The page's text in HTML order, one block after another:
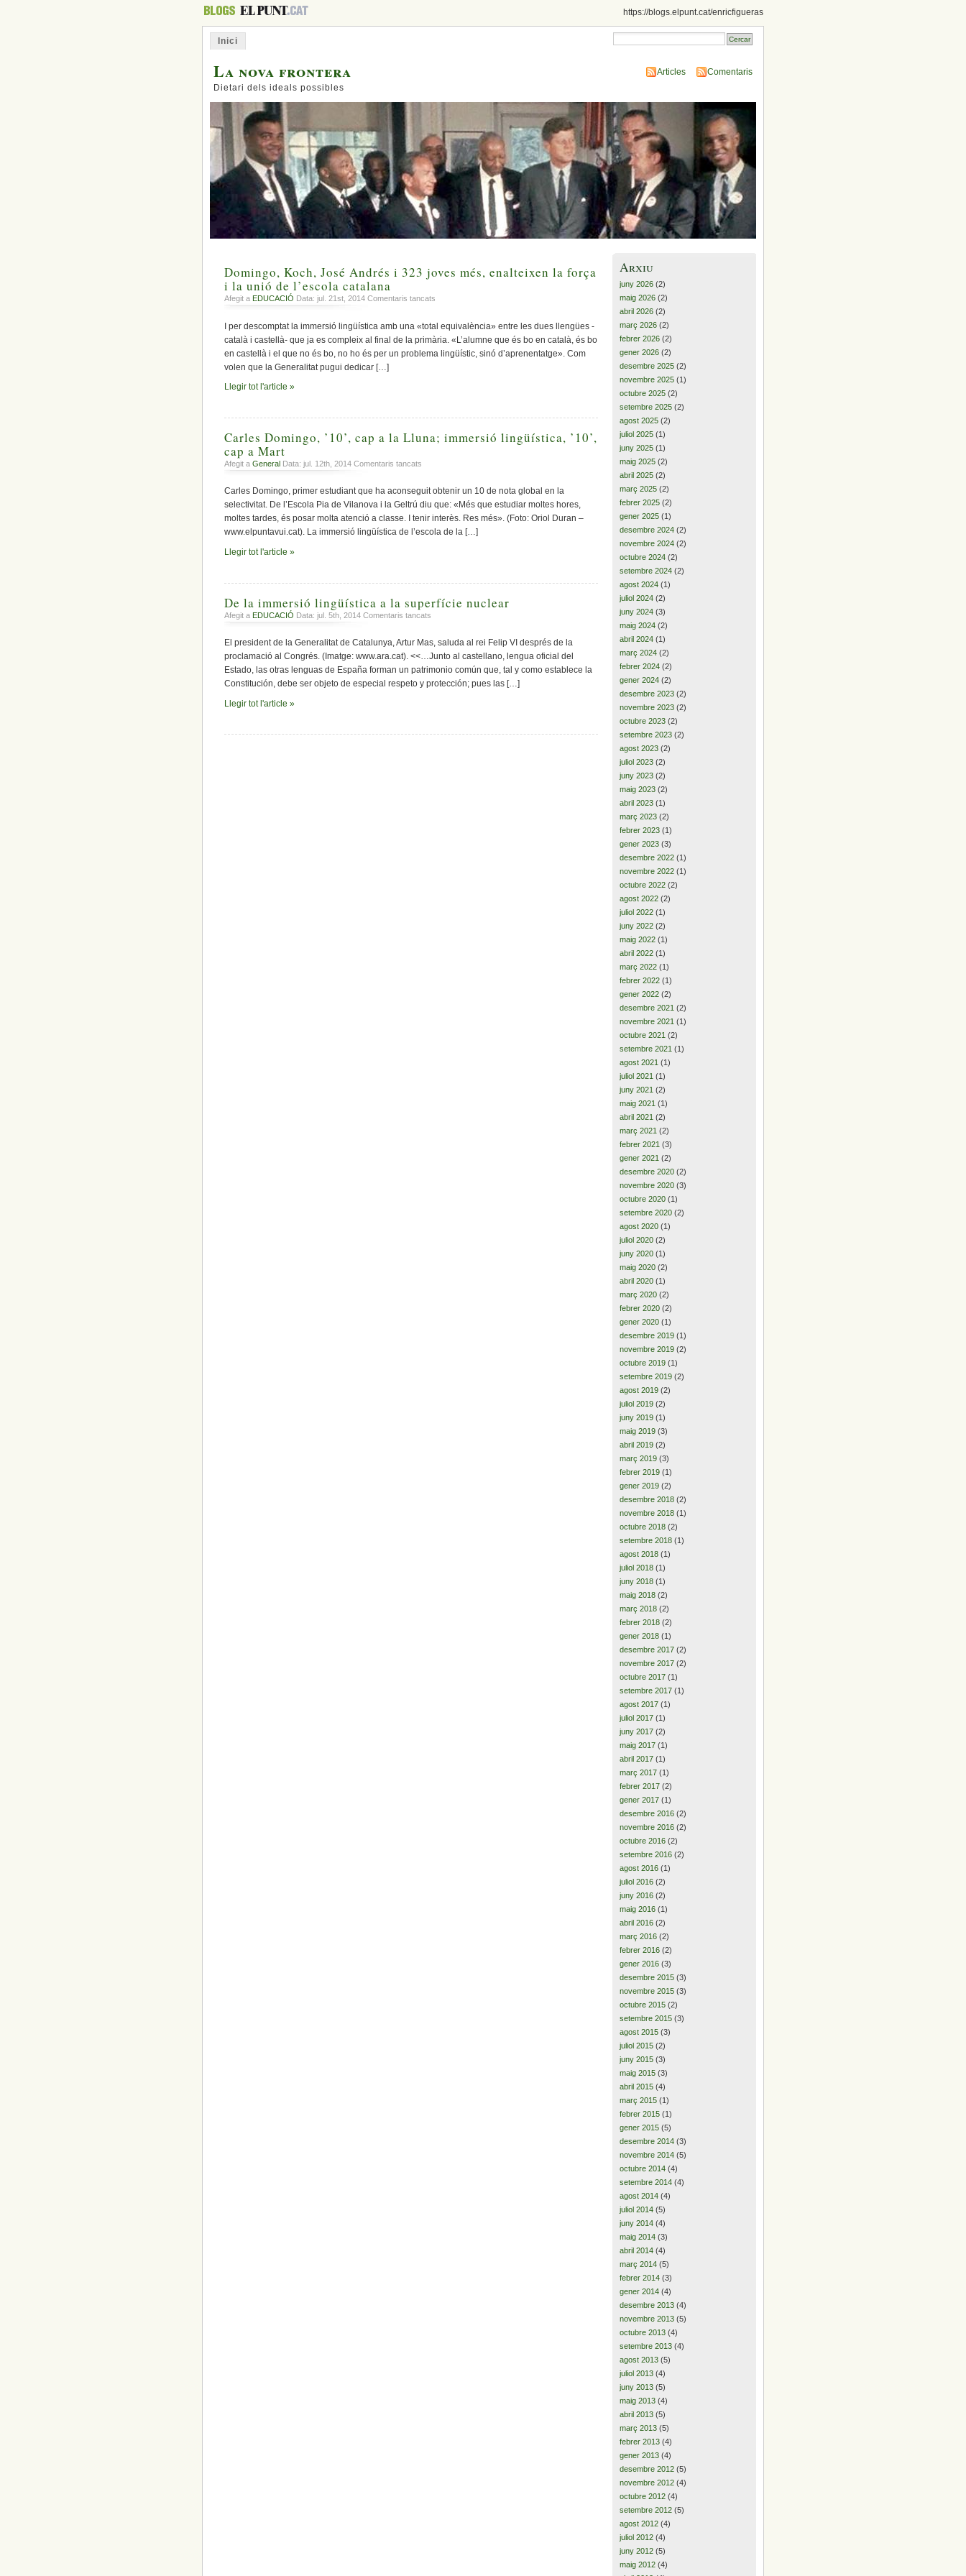
https://blogs.elpunt.cat/enricfigueras
Inici
La nova frontera
Dietari dels ideals possibles
Articles Comentaris
Domingo, Koch, José Andrés i 323 joves més, enalteixen la força
i la unió de l’escola catalana
Afegit a EDUCACIÓ Data: jul. 21st, 2014 Comentaris tancats
Koch,
i
la
i
l’escola
catalana
I per descomptat la immersió lingüística amb una «total equivalència» entre les dues llengües -
català i castellà- que ja es compleix al final de la primària. «L’alumne que és bo en català, és bo
en castellà i el que no és bo, no ho és per un problema lingüístic, sinó d’aprenentatge». Com
volen que la Generalitat pugui dedicar […]
Llegir tot l'article »
Carles Domingo, ’10’, cap a la Lluna; immersió lingüística, ’10’,
cap a Mart
Afegit a General Data: jul. 12th, 2014 Comentaris tancats
Domingo,
’10’,
a
la
’10’,
a
Carles Domingo, primer estudiant que ha aconseguit obtenir un 10 de nota global en la
selectivitat. De l’Escola Pia de Vilanova i la Geltrú diu que: «Més que estudiar moltes hores,
moltes tardes, és posar molta atenció a classe. I tenir interès. Res més». (Foto: Oriol Duran –
www.elpuntavui.cat). La immersió lingüística de l’escola de la […]
Llegir tot l'article »
De la immersió lingüística a la superfície nuclear
Afegit a EDUCACIÓ Data: jul. 5th, 2014 Comentaris tancats
la
immersió
a
la
El president de la Generalitat de Catalunya, Artur Mas, saluda al rei Felip VI després de la
proclamació al Congrés. (Imatge: www.ara.cat). <<…Junto al castellano, lengua oficial del
Estado, las otras lenguas de España forman un patrimonio común que, tal y como establece la
Constitución, debe ser objeto de especial respeto y protección; pues las […]
Llegir tot l'article »
Arxiu
juny 2026 (2)
maig 2026 (2)
abril 2026 (2)
març 2026 (2)
febrer 2026 (2)
gener 2026 (2)
desembre 2025 (2)
novembre 2025 (1)
octubre 2025 (2)
setembre 2025 (2)
agost 2025 (2)
juliol 2025 (1)
juny 2025 (1)
maig 2025 (2)
abril 2025 (2)
març 2025 (2)
febrer 2025 (2)
gener 2025 (1)
desembre 2024 (2)
novembre 2024 (2)
octubre 2024 (2)
setembre 2024 (2)
agost 2024 (1)
juliol 2024 (2)
juny 2024 (3)
maig 2024 (2)
abril 2024 (1)
març 2024 (2)
febrer 2024 (2)
gener 2024 (2)
desembre 2023 (2)
novembre 2023 (2)
octubre 2023 (2)
setembre 2023 (2)
agost 2023 (2)
juliol 2023 (2)
juny 2023 (2)
maig 2023 (2)
abril 2023 (1)
març 2023 (2)
febrer 2023 (1)
gener 2023 (3)
desembre 2022 (1)
novembre 2022 (1)
octubre 2022 (2)
agost 2022 (2)
juliol 2022 (1)
juny 2022 (2)
maig 2022 (1)
abril 2022 (1)
març 2022 (1)
febrer 2022 (1)
gener 2022 (2)
desembre 2021 (2)
novembre 2021 (1)
octubre 2021 (2)
setembre 2021 (1)
agost 2021 (1)
juliol 2021 (1)
juny 2021 (2)
maig 2021 (1)
abril 2021 (2)
març 2021 (2)
febrer 2021 (3)
gener 2021 (2)
desembre 2020 (2)
novembre 2020 (3)
octubre 2020 (1)
setembre 2020 (2)
agost 2020 (1)
juliol 2020 (2)
juny 2020 (1)
maig 2020 (2)
abril 2020 (1)
març 2020 (2)
febrer 2020 (2)
gener 2020 (1)
desembre 2019 (1)
novembre 2019 (2)
octubre 2019 (1)
setembre 2019 (2)
agost 2019 (2)
juliol 2019 (2)
juny 2019 (1)
maig 2019 (3)
abril 2019 (2)
març 2019 (3)
febrer 2019 (1)
gener 2019 (2)
desembre 2018 (2)
novembre 2018 (1)
octubre 2018 (2)
setembre 2018 (1)
agost 2018 (1)
juliol 2018 (1)
juny 2018 (1)
maig 2018 (2)
març 2018 (2)
febrer 2018 (2)
gener 2018 (1)
desembre 2017 (2)
novembre 2017 (2)
octubre 2017 (1)
setembre 2017 (1)
agost 2017 (1)
juliol 2017 (1)
juny 2017 (2)
maig 2017 (1)
abril 2017 (1)
març 2017 (1)
febrer 2017 (2)
gener 2017 (1)
desembre 2016 (2)
novembre 2016 (2)
octubre 2016 (2)
setembre 2016 (2)
agost 2016 (1)
juliol 2016 (2)
juny 2016 (2)
maig 2016 (1)
abril 2016 (2)
març 2016 (2)
febrer 2016 (2)
gener 2016 (3)
desembre 2015 (3)
novembre 2015 (3)
octubre 2015 (2)
setembre 2015 (3)
agost 2015 (3)
juliol 2015 (2)
juny 2015 (3)
maig 2015 (3)
abril 2015 (4)
març 2015 (1)
febrer 2015 (1)
gener 2015 (5)
desembre 2014 (3)
novembre 2014 (5)
octubre 2014 (4)
setembre 2014 (4)
agost 2014 (4)
juliol 2014 (5)
juny 2014 (4)
maig 2014 (3)
abril 2014 (4)
març 2014 (5)
febrer 2014 (3)
gener 2014 (4)
desembre 2013 (4)
novembre 2013 (5)
octubre 2013 (4)
setembre 2013 (4)
agost 2013 (5)
juliol 2013 (4)
juny 2013 (5)
maig 2013 (4)
abril 2013 (5)
març 2013 (5)
febrer 2013 (4)
gener 2013 (4)
desembre 2012 (5)
novembre 2012 (4)
octubre 2012 (4)
setembre 2012 (5)
agost 2012 (4)
juliol 2012 (4)
juny 2012 (5)
maig 2012 (4)